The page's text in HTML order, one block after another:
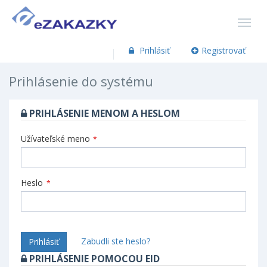
Prihlásiť Registrovať
Prihlásenie do systému
PRIHLÁSENIE MENOM A HESLOM
Užívateľské meno *
Heslo *
Prihlásiť Zabudli ste heslo?
PRIHLÁSENIE POMOCOU EID